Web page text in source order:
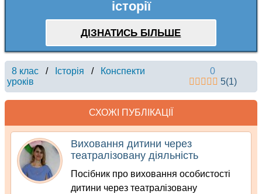
історії
ДІЗНАТИСЬ БІЛЬШЕ
8 клас / Історія /
Конспекти
уроків
0
5(1)
СХОЖІ ПУБЛІКАЦІЇ
Виховання дитини через
театралізовану діяльність
Посібник про виховання особистості
дитини через театралізовану